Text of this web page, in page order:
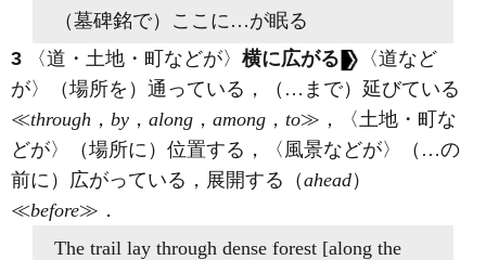
（墓碑銘で）ここに…が眠る
3 〈道・土地・町などが〉 横に広がる
〈道など
が〉（場所を）通っている，（…まで）延びている
≪through ， by ， along ， among ， to≫，〈土地・町な
どが〉（場所に）位置する，〈風景などが〉（…の
前に）広がっている，展開する（ahead）
≪before≫ ．
The trail lay through dense forest [along the